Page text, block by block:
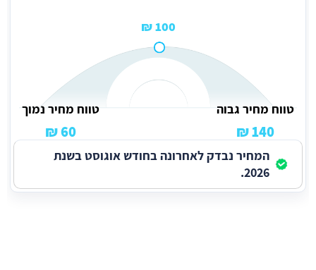
100 ₪
טווח מחיר גבוה
140 ₪
טווח מחיר נמוך
60 ₪
המחיר נבדק לאחרונה בחודש אוגוסט בשנת
2026.